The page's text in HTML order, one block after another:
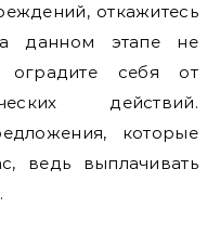
откажитесь
данном этапе не
оградите себя от
действий.
которые
ведь выплачивать